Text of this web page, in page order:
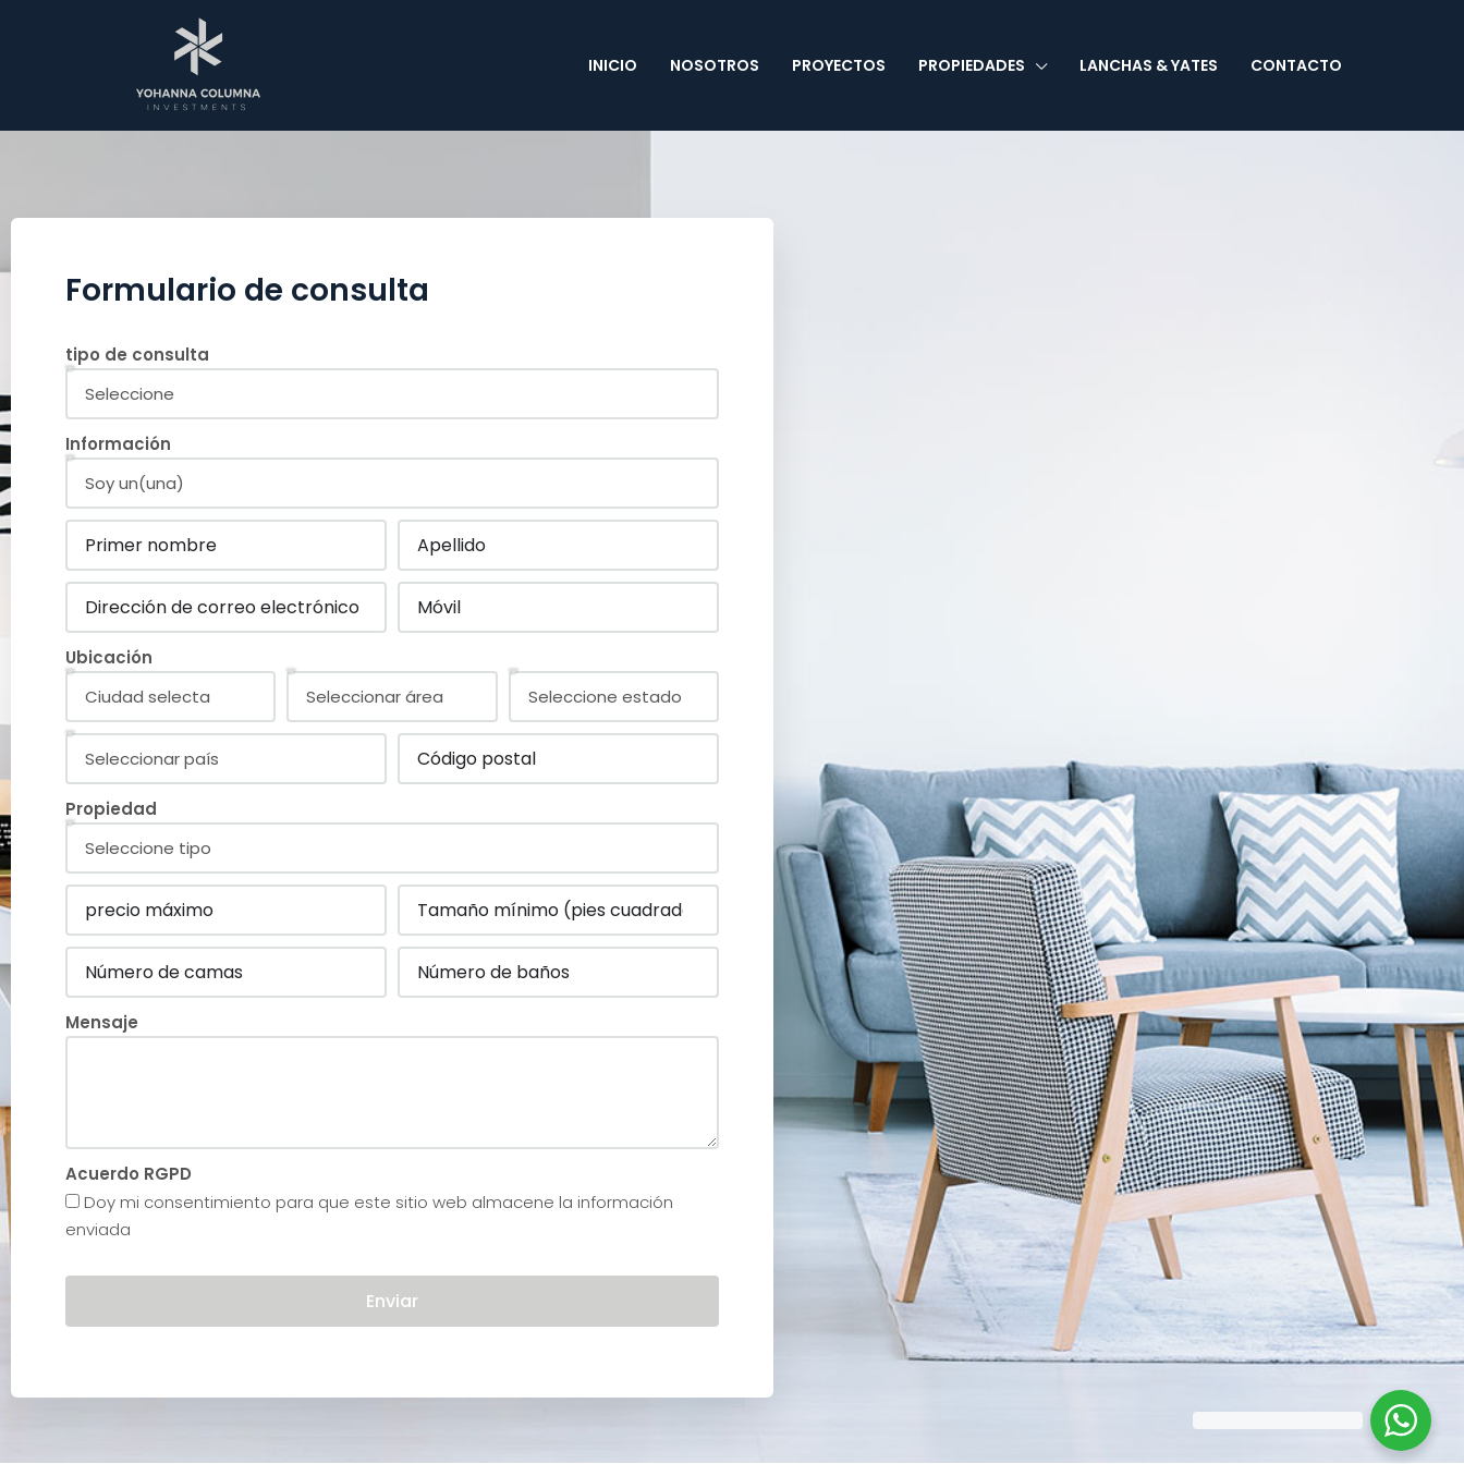
INICIO NOSOTROS PROYECTOS PROPIEDADES LANCHAS & YATES CONTACTO
Formulario de consulta
tipo de consulta
Información
Ubicación
Propiedad
Mensaje
Acuerdo RGPD
Doy mi consentimiento para que este sitio web almacene la información
enviada
Enviar